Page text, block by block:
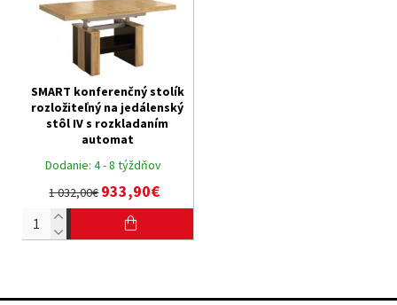
Dodanie: 4 - 8 týždňov
SMART konferenčný stolík
rozložiteľný na jedálenský
stôl IV s rozkladaním
automat
1 032,00€933,90€